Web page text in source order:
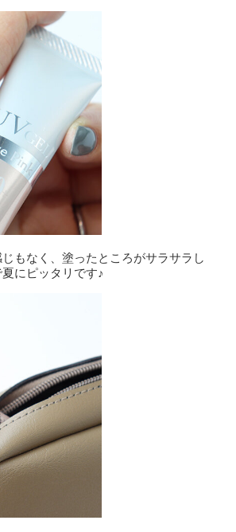
もなく、塗ったところがサラサラし
にピッタリです♪